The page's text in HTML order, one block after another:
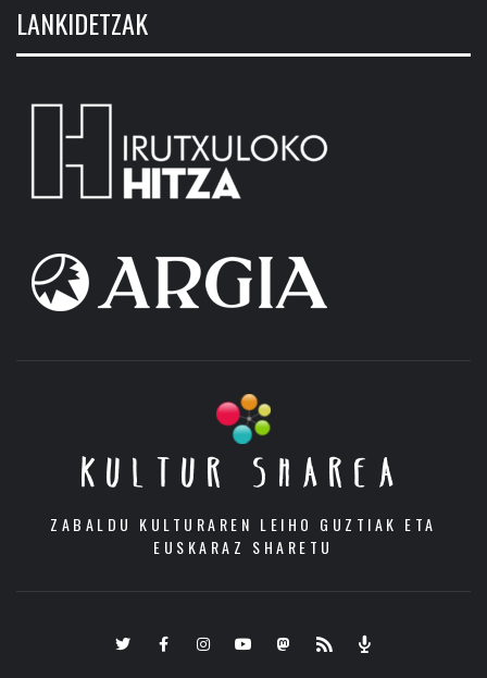
LANKIDETZAK
KULTUR SHAREA
ZABALDU KULTURAREN LEIHO GUZTIAK ETA
EUSKARAZ SHARETU
TwitterFacebookInstagramYoutubeMastodon.eus
RSS Podcast